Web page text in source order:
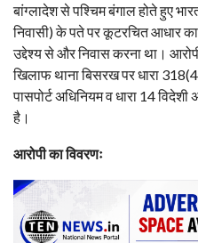
बांग्लादेश से पश्चिम बंगाल होते हुए
निवासी) के पते पर कूटरचित आधार
उद्देश्य से और निवास करना था।
खिलाफ थाना बिसरख पर धारा
पासपोर्ट अधिनियम व धारा 14
है।
आरोपी का विवरणः